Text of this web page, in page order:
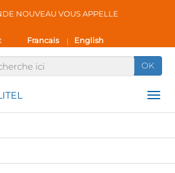
NOUVEAU VOUS APPELLE
Francais | English
OK